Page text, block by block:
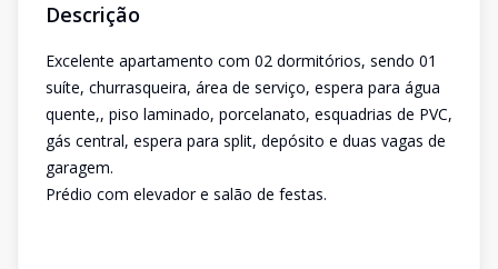
Descrição
Excelente apartamento com 02 dormitórios, sendo 01
suíte, churrasqueira, área de serviço, espera para água
quente,, piso laminado, porcelanato, esquadrias de PVC,
gás central, espera para split, depósito e duas vagas de
garagem.
Prédio com elevador e salão de festas.